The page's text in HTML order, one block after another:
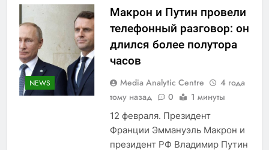
NEWS
Макрон и Путин провели
телефонный разговор: он
длился более полутора
часов
Media Analytic Centre
4 года
тому назад
0 1 минуты
12 февраля. Президент
Франции Эммануэль Макрон и
президент РФ Владимир Путин